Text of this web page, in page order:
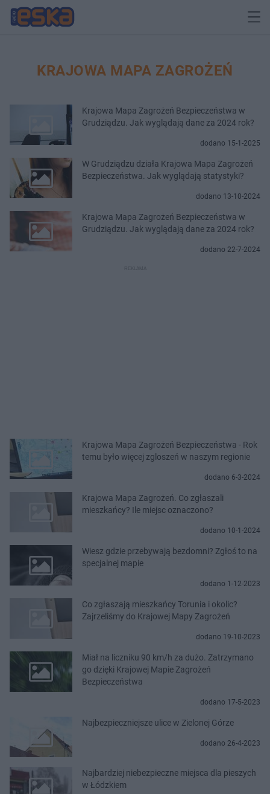
KRAJOWA MAPA ZAGROŻEŃ
Krajowa Mapa Zagrożeń Bezpieczeństwa w
Grudziądzu. Jak wyglądają dane za 2024 rok?
dodano 15-1-2025
W Grudziądzu działa Krajowa Mapa Zagrożeń
Bezpieczeństwa. Jak wyglądają statystyki?
dodano 13-10-2024
Krajowa Mapa Zagrożeń Bezpieczeństwa w
Grudziądzu. Jak wyglądają dane za 2024 rok?
dodano 22-7-2024
Krajowa Mapa Zagrożeń Bezpieczeństwa - Rok
temu było więcej zgloszeń w naszym regionie
dodano 6-3-2024
Krajowa Mapa Zagrożeń. Co zgłaszali
mieszkańcy? Ile miejsc oznaczono?
dodano 10-1-2024
Wiesz gdzie przebywają bezdomni? Zgłoś to na
specjalnej mapie
dodano 1-12-2023
Co zgłaszają mieszkańcy Torunia i okolic?
Zajrzeliśmy do Krajowej Mapy Zagrożeń
dodano 19-10-2023
Miał na liczniku 90 km/h za dużo. Zatrzymano
go dzięki Krajowej Mapie Zagrożeń
Bezpieczeństwa
dodano 17-5-2023
Najbezpieczniejsze ulice w Zielonej Górze
dodano 26-4-2023
Najbardziej niebezpieczne miejsca dla pieszych
w Łódzkiem